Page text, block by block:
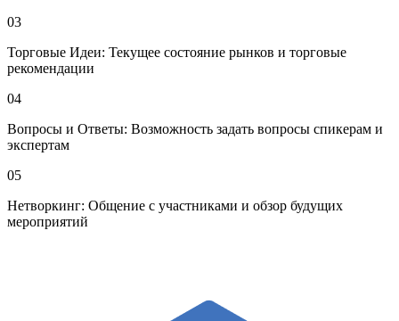
03
Торговые Идеи: Текущее состояние рынков и торговые
рекомендации
04
Вопросы и Ответы: Возможность задать вопросы спикерам и
экспертам
05
Нетворкинг: Общение с участниками и обзор будущих
мероприятий